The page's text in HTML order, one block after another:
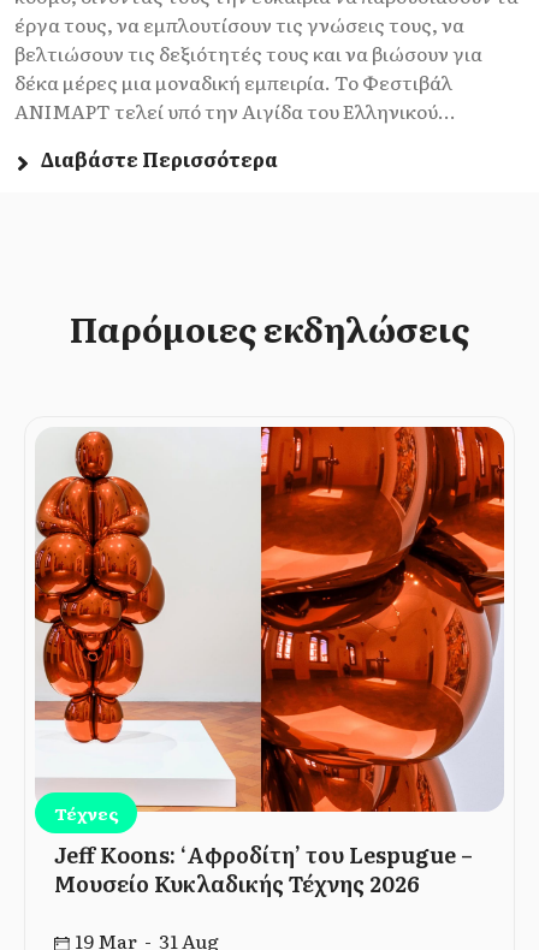
έργα τους, να εμπλουτίσουν τις γνώσεις τους, να
βελτιώσουν τις δεξιότητές τους και να βιώσουν για
δέκα μέρες μια μοναδική εμπειρία. Το Φεστιβάλ
ΑΝΙΜΑΡΤ τελεί υπό την Αιγίδα του Ελληνικού...
Διαβάστε Περισσότερα
Παρόμοιες εκδηλώσεις
Τέχνες
Jeff Koons: ‘Αφροδίτη’ του Lespugue –
Μουσείο Κυκλαδικής Τέχνης 2026
19 Mar - 31 Aug